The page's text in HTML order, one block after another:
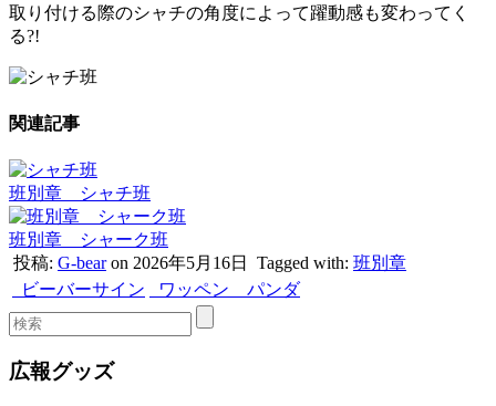
取り付ける際のシャチの角度によって躍動感も変わってく
る?!
関連記事
班別章 シャチ班
班別章 シャーク班
投稿: G-bearon 2026年5月16日 Tagged with: 班別章
ビーバーサイン
ワッペン パンダ
広報グッズ